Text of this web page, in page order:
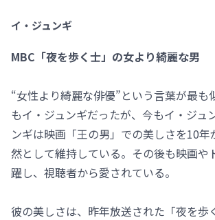
イ・ジュンギ
MBC「夜を歩く士」の女より綺麗な男
“女性より綺麗な俳優”という言葉が最も
もイ・ジュンギだったが、今もイ・ジュ
ンギは映画「王の男」での美しさを10
然として維持している。その後も映画や
躍し、視聴者から愛されている。
彼の美しさは、昨年放送された「夜を歩